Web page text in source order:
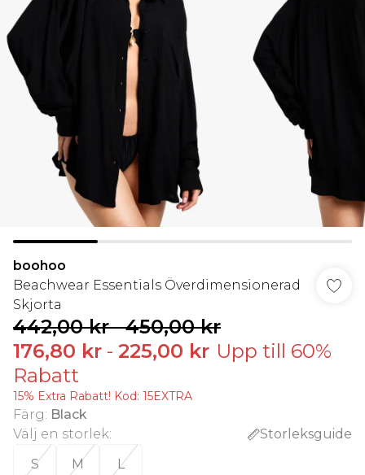
boohoo
Beachwear Essentials Överdimensionerad
Skjorta
442,00 kr-450,00 kr
176,80 kr - 225,00 kr Upp till 60%
Rabatt
15% Extra Rabatt! Kod: 15EXTRA
Färg: Black
Välj en storlek:
Storleksguide
S
M L